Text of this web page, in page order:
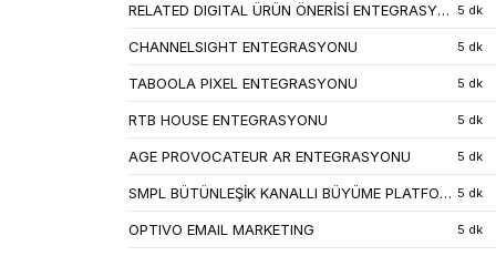
RELATED DIGITAL ÜRÜN ÖNERİSİ ENTEGRASYONU (VISILABS) 5 dk
CHANNELSIGHT ENTEGRASYONU 5 dk
TABOOLA PIXEL ENTEGRASYONU 5 dk
RTB HOUSE ENTEGRASYONU 5 dk
AGE PROVOCATEUR AR ENTEGRASYONU 5 dk
SMPL BÜTÜNLEŞİK KANALLI BÜYÜME PLATFORMU ENTEGRASYONU 5 dk
OPTIVO EMAIL MARKETING 5 dk